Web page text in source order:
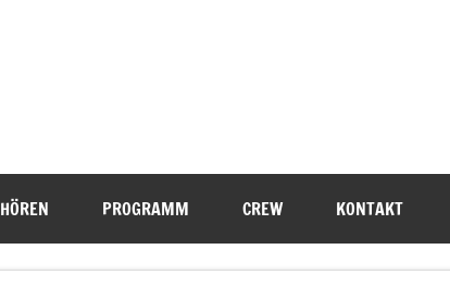
HÖREN PROGRAMM CREW KONTAKT